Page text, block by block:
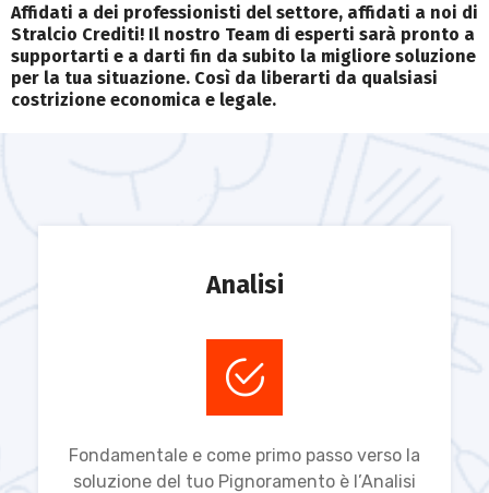
Affidati a dei professionisti del settore, affidati a noi di
Stralcio Crediti! Il nostro Team di esperti sarà pronto a
supportarti e a darti fin da subito la migliore soluzione
per la tua situazione. Così da liberarti da qualsiasi
costrizione economica e legale.
Analisi
Fondamentale e come primo passo verso la
soluzione del tuo Pignoramento è l’Analisi